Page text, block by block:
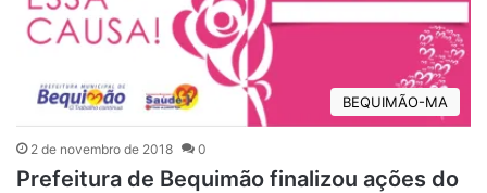
BEQUIMÃO-MA
2 de novembro de 2018 0
Prefeitura de Bequimão finalizou ações do